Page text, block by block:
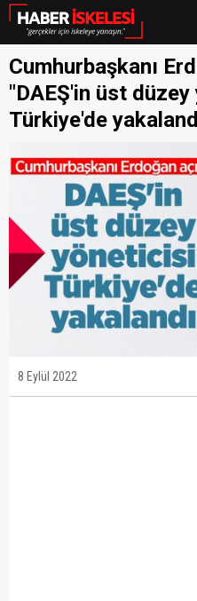
Cumhurbaşkanı
"DAEŞ'in üst
Türkiye'de
8 Eylül 2022